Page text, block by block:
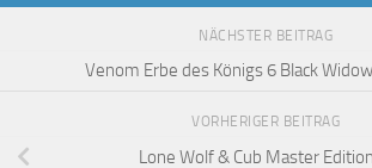
NÄCHSTER BEITRAG
Venom Erbe des Königs 6 Black
VORHERIGER BEITRAG
Lone Wolf & Cub Master